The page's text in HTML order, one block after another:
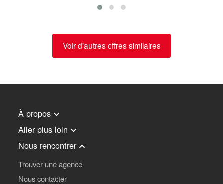
Voir d'autres offres similaires
À propos
Aller plus loin
Nous rencontrer
Trouver une agence
Nous contacter